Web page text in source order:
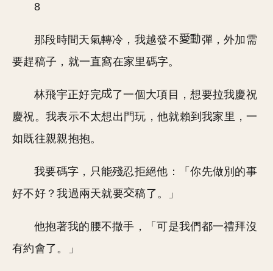
8
那段時間天氣轉冷，我越發不
彈，外加需
要趕稿子，就一直窩在家里碼字。
林飛宇正好完
了一個大項目，想要拉我慶祝
慶祝。我表示不太想出門玩，他就賴到我家里，一
如既往親親抱抱。
我要碼字，只能殘忍拒絕他：「你先做別的事
好不好？我過兩天就要
稿了。」
他抱著我的腰不撒手，「可是我們都一禮拜沒
有約會了。」